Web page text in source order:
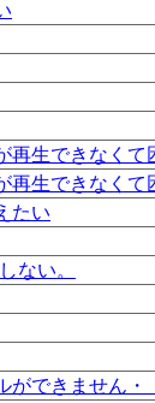
再生できなくて
再生できなくて
たい
ない。
ができません・